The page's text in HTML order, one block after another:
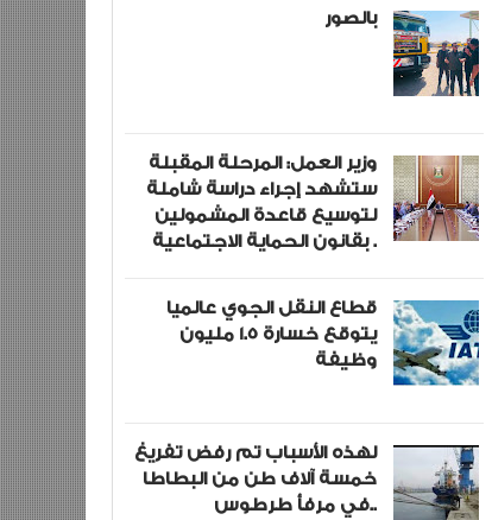
بالصور
وزير العمل: المرحلة المقبلة
ستشهد إجراء دراسة شاملة
لتوسيع قاعدة المشمولين
بقانون الحماية الاجتماعية .
قطاع النقل الجوي عالميا
يتوقع خسارة 1.5 مليون
وظيفة
لهذه الأسباب تم رفض تفريغ
خمسة آلاف طن من البطاطا
في مرفأ طرطوس..